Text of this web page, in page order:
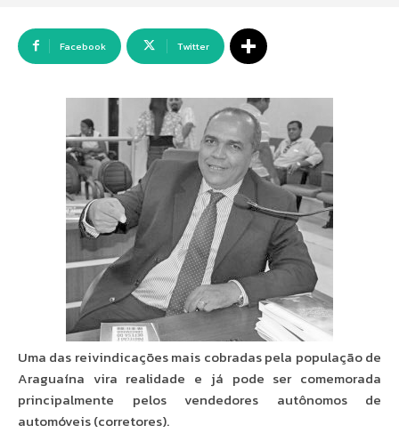
Facebook Twitter
Uma das reivindicações mais cobradas pela população de
Araguaína vira realidade e já pode ser comemorada
principalmente pelos vendedores autônomos de
automóveis (corretores).